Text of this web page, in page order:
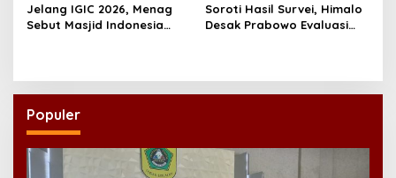
Jelang IGIC 2026, Menag
Sebut Masjid Indonesia
Soroti Hasil Survei, Himalo
Desak Prabowo Evaluasi
Populer